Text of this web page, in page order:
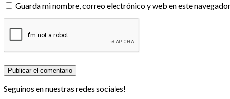
Guarda mi nombre, correo electrónico y web en este
Seguinos en nuestras redes sociales!